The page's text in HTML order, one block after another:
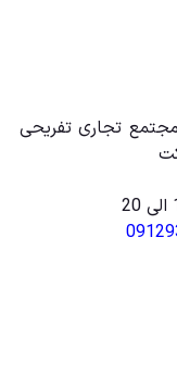
تجاری تفریحی